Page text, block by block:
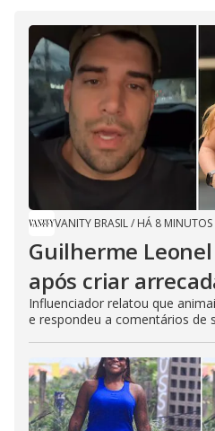
VANITY BRASIL/ HÁ 8 MINUTOS
Guilherme
após criar
Influenciador relatou que
e respondeu a comentários de